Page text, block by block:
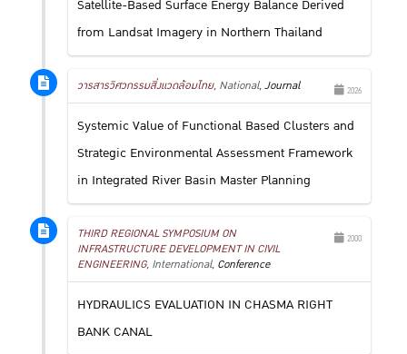
Satellite-Based Surface Energy Balance Derived
from Landsat Imagery in Northern Thailand
2026
วารสารวิศวกรรมสิ่งแวดล้อมไทย, National,Journal
Systemic Value of Functional Based Clusters and
Strategic Environmental Assessment Framework
in Integrated River Basin Master Planning
2000
THIRD REGIONAL SYMPOSIUM ON
INFRASTRUCTURE DEVELOPMENT IN CIVIL
ENGINEERING, International, Conference
HYDRAULICS EVALUATION IN CHASMA RIGHT
BANK CANAL